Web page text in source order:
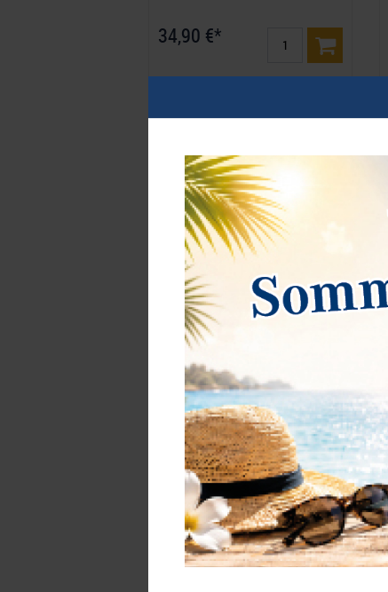
34,90 €*
Best.Nummer 944-2022
Fremdwörterbuch der Philatelie
statt 16,00 €
8,00 €*
Best.Nummer 951